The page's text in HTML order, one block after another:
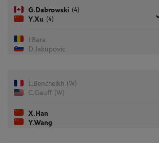
G.Dabrowski (4)
Y.Xu (4)
I.Bara
D.Jakupovic
L.Bencheikh (W)
C.Gauff (W)
X.Han
Y.Wang